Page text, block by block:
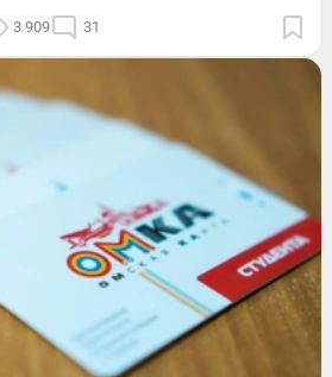
3 909 31